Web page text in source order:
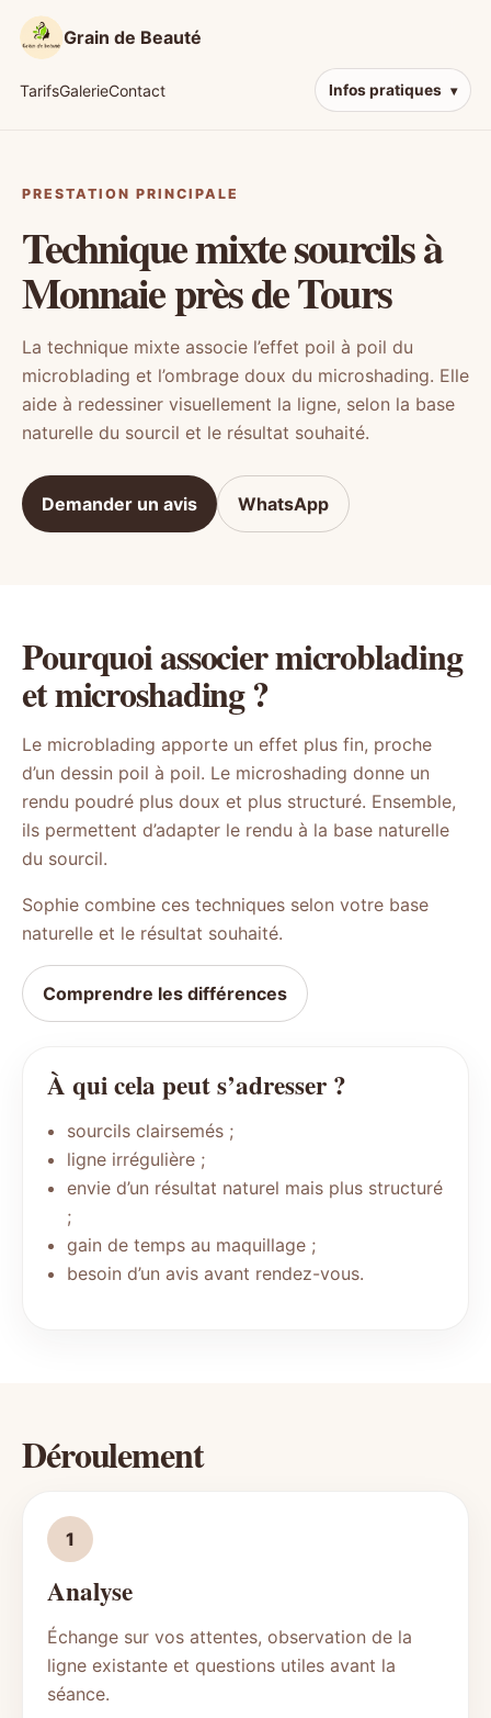
Grain de Beauté
TarifsGalerieContact Infos pratiques
PRESTATION PRINCIPALE
Technique mixte sourcils à
Monnaie près de Tours
La technique mixte associe l’effet poil à poil du
microblading et l’ombrage doux du microshading. Elle
aide à redessiner visuellement la ligne, selon la base
naturelle du sourcil et le résultat souhaité.
Demander un avis WhatsApp
Pourquoi associer microblading
et microshading ?
Le microblading apporte un effet plus fin, proche
d’un dessin poil à poil. Le microshading donne un
rendu poudré plus doux et plus structuré. Ensemble,
ils permettent d’adapter le rendu à la base naturelle
du sourcil.
Sophie combine ces techniques selon votre base
naturelle et le résultat souhaité.
Comprendre les différences
À qui cela peut s’adresser ?
sourcils clairsemés ;
ligne irrégulière ;
envie d’un résultat naturel mais plus structuré
;
gain de temps au maquillage ;
besoin d’un avis avant rendez-vous.
Déroulement
1
Analyse
Échange sur vos attentes, observation de la
ligne existante et questions utiles avant la
séance.